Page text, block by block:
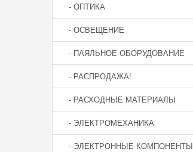
- ОПТИКА
- ОСВЕЩЕНИЕ
- ПАЯЛЬНОЕ ОБОРУДОВАНИЕ
- РАСПРОДАЖА!
- РАСХОДНЫЕ МАТЕРИАЛЫ
- ЭЛЕКТРОМЕХАНИКА
- ЭЛЕКТРОННЫЕ КОМПОНЕНТЫ